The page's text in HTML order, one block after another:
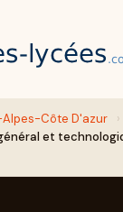
Côte D'azur ›
et